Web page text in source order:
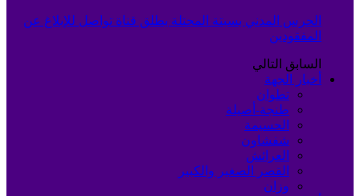
الحرس المدني بسبتة المحتلة يطلق قناة تواصل للإبلاغ عن
المفقودين
السابق التالي
أخبار الجهة
تطوان
طنجة-أصيلة
الحسيمة
شفشاون
العرائش
القصر الصغير والكبير
وزان